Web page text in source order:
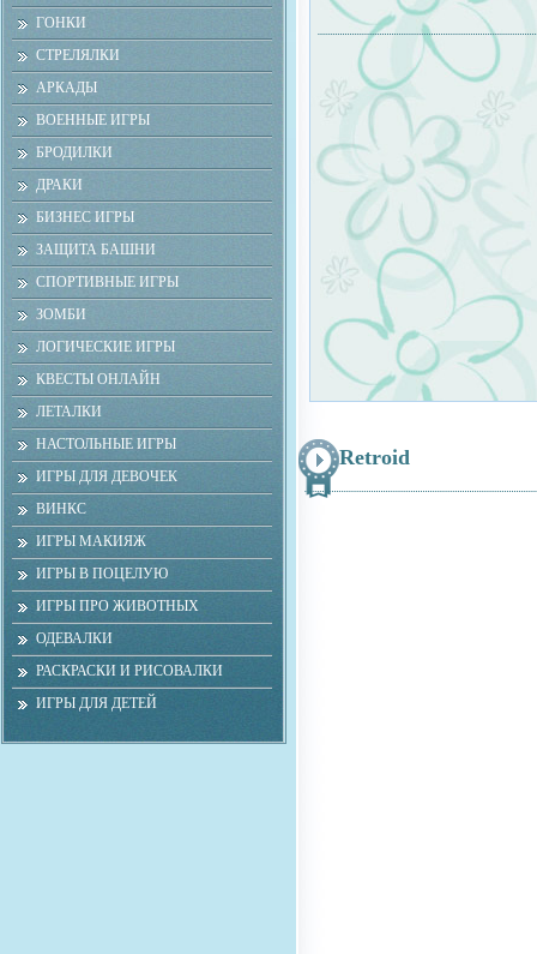
ГОНКИ
СТРЕЛЯЛКИ
АРКАДЫ
ВОЕННЫЕ ИГРЫ
БРОДИЛКИ
ДРАКИ
БИЗНЕС ИГРЫ
ЗАЩИТА БАШНИ
СПОРТИВНЫЕ ИГРЫ
ЗОМБИ
ЛОГИЧЕСКИЕ ИГРЫ
КВЕСТЫ ОНЛАЙН
ЛЕТАЛКИ
НАСТОЛЬНЫЕ ИГРЫ
ИГРЫ ДЛЯ ДЕВОЧЕК
ВИНКС
ИГРЫ МАКИЯЖ
ИГРЫ В ПОЦЕЛУЮ
ИГРЫ ПРО ЖИВОТНЫХ
ОДЕВАЛКИ
РАСКРАСКИ И РИСОВАЛКИ
ИГРЫ ДЛЯ ДЕТЕЙ
Retroid